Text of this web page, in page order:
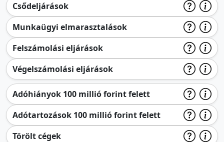
Csődeljárások
Munkaügyi elmarasztalások
Felszámolási eljárások
Végelszámolási eljárások
Adóhiányok 100 millió forint felett
Adótartozások 100 millió forint felett
Törölt cégek